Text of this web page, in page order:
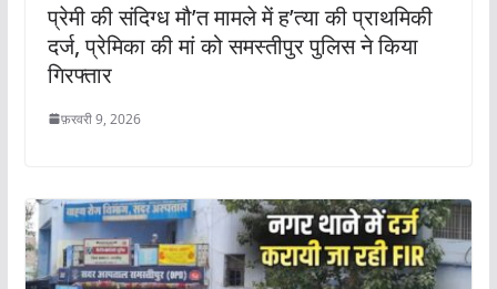
प्रेमी की संदिग्ध मौ’त मामले में ह’त्या की प्राथमिकी
दर्ज, प्रेमिका की मां को समस्तीपुर पुलिस ने किया
गिरफ्तार
फ़रवरी 9, 2026